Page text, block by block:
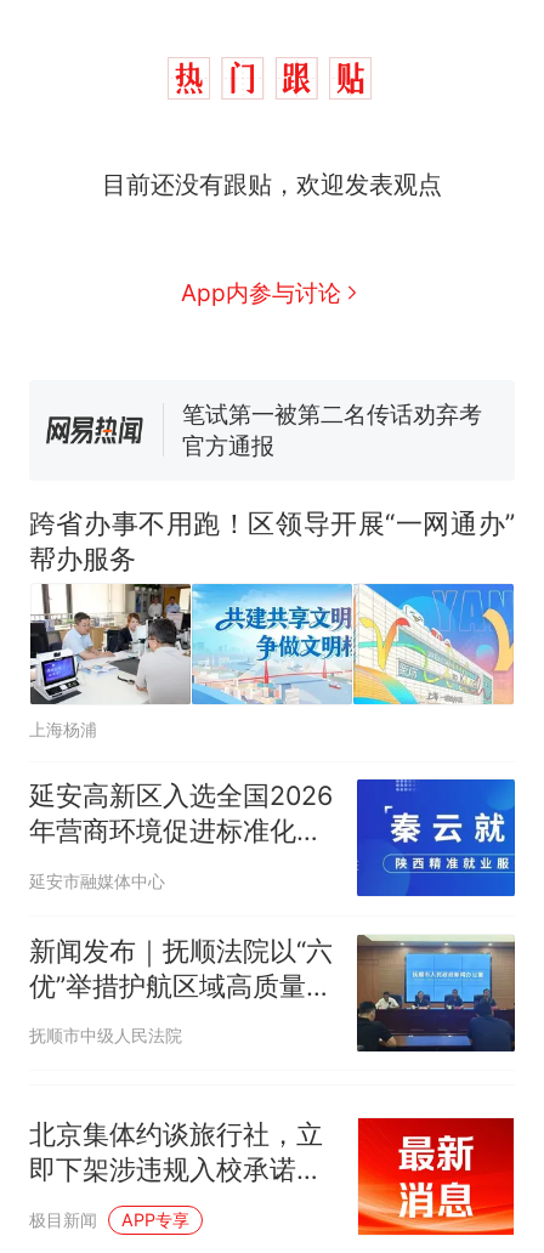
目前还没有跟贴，欢迎发表观点
App内参与讨论
热
那个在床头放菜刀的女孩，
么？
协会回应
男子上山采菌偶然发现鸡枞菌
窝，原地守1天等它长大：挖了
来源：参考消息）
笔试第一被第二名传话劝弃考
官方通报
因老师一句“跟我回家”改写了
人生
跨省办事不用跑！区领导开展“一网通办”
帮办服务
上海杨浦
延安高新区入选全国2026
年营商环境促进标准化试
点单位名单
延安市融媒体中心
新闻发布｜抚顺法院以“六
优”举措护航区域高质量发
展 强化司法赋能 优化营
抚顺市中级人民法院
北京集体约谈旅行社，立
即下架涉违规入校承诺的
研学、旅游产品
极目新闻 APP专享